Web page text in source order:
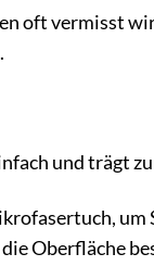
oft vermisst
und trägt
um
Oberfläche